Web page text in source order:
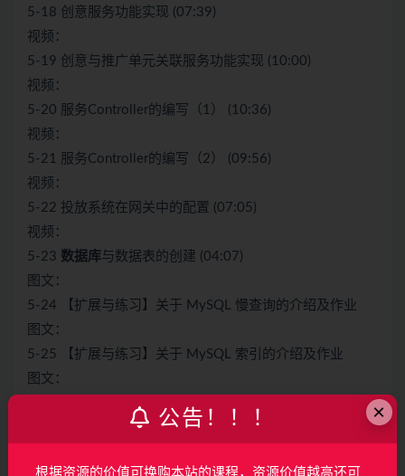
5-18 创意服务功能实现 (07:39)
视频：
5-19 创意与推广单元关联服务功能实现 (10:00)
视频：
5-20 服务Controller的编写（1） (10:36)
视频：
5-21 服务Controller的编写（2） (09:56)
视频：
5-22 投放系统在网关中的配置 (07:05)
视频：
5-23 数据库与数据表的创建 (04:07)
图文：
5-24 【扩展与练习】关于 MySQL 慢查询的介绍及作业
图文：
5-25 【扩展与练习】关于 MySQL 索引的介绍及作业
图文：
5-26 【扩展与练习】关于 MySQL 事务隔离级别的介绍及 ×
公告！！！
根据资源的价值可换购本站的课程，资源价值越高还可